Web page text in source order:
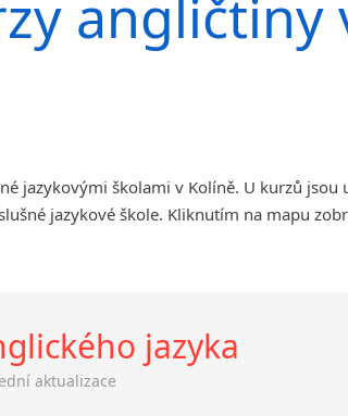
angličtiny
jazykovými školami v Kolíně. U kurzů jsou
jazykové škole. Kliknutím na mapu
jazyka
aktualizace